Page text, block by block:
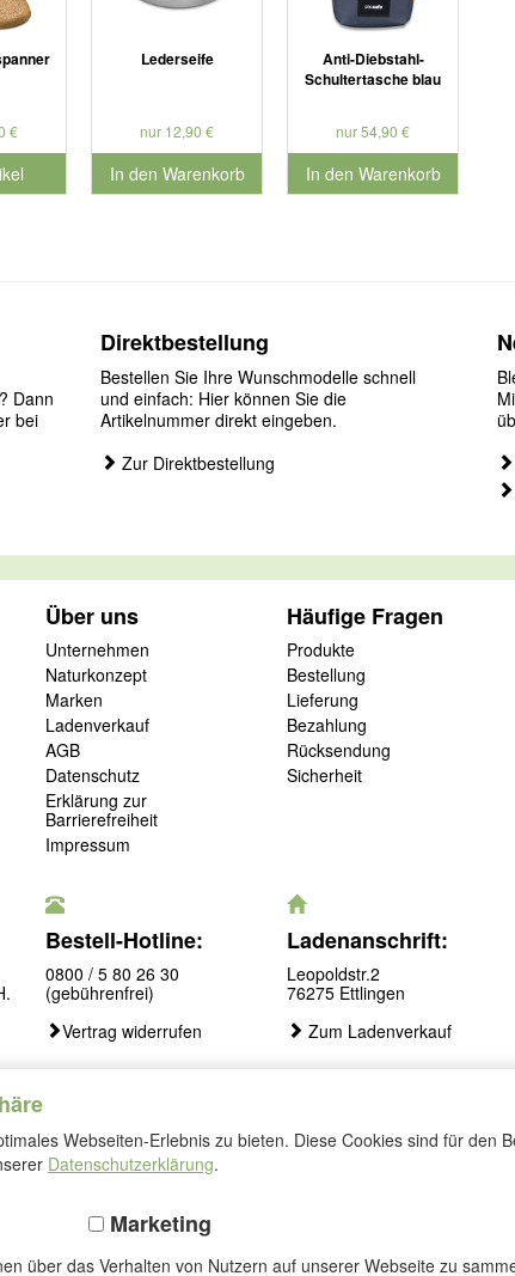
€
Lederseife
nur 12,90 €
In den Warenkorb
für Produktnummer 901127
Anti-Diebstahl-
Schultertasche blau
nur 54,90 €
In den Warenkorb
für Produktnummer 902280
Webseiten-Erlebnis zu bieten. Diese Cookies sind für den
Datenschutzerklärung.
Marketing
über das Verhalten von Nutzern auf unserer Webseite zu
Dann
bei
Direktbestellung
Bestellen Sie Ihre Wunschmodelle schnell
und einfach: Hier können Sie die
Artikelnummer direkt eingeben.
Zur Direktbestellung
Über uns
Unternehmen
Naturkonzept
Marken
Ladenverkauf
AGB
Datenschutz
Erklärung zur
Barrierefreiheit
Impressum
Häufige Fragen
Produkte
Bestellung
Lieferung
Bezahlung
Rücksendung
Sicherheit
Bestell-Hotline:
0800 / 5 80 26 30
(gebührenfrei)
Vertrag widerrufen
Ladenanschrift:
Leopoldstr.2
76275 Ettlingen
Zum Ladenverkauf